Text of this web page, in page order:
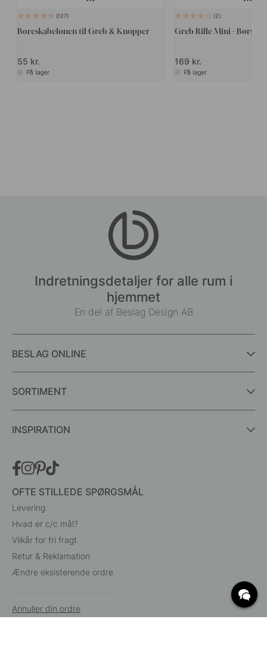
127
Boreskabelonen til Greb & Knopper
55 kr.
På lager
2
Greb Rille Mini - Børstet
169 kr.
På lager
Indretningsdetaljer for alle rum i
hjemmet
En del af Beslag Design AB
BESLAG ONLINE
SORTIMENT
INSPIRATION
OFTE STILLEDE SPØRGSMÅL
Levering
Hvad er c/c mål?
Vilkår for fri fragt
Retur & Reklamation
Ændre eksisterende ordre
Annuller din ordre